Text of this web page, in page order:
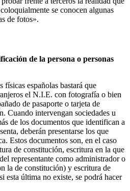
se conocen algunas
de fotos».
de la persona o personas
físicas españolas bastará que
el N.I.E. con fotografía o bien
de pasaporte o tarjeta de
Cuando intervengan sociedades u
de los documentos que identifican a
deberán presentarse los que
Estos documentos son, en el caso
de constitución, escritura en la que
representante como administrador o
la de constitución) y escritura de
esta última no existe, se podrá hacer